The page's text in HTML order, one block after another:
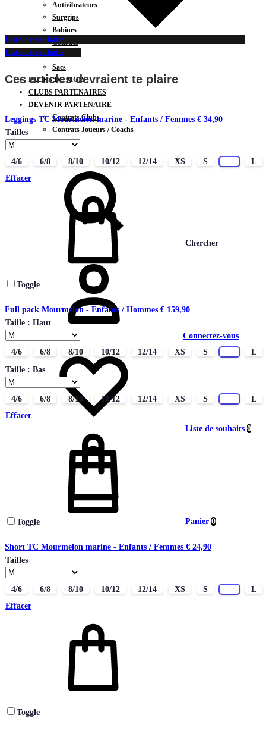
Antivibrateurs
Surgrips
Bobines
Gourdes
Serviettes
Sacs
PACKS DU MOIS
CLUBS PARTENAIRES
DEVENIR PARTENAIRE
Contrats Clubs
Contrats Joueurs / Coachs
CONTACT
Chercher
Connectez-vous
Liste de souhaits 0
Panier 0
Liste de souhaits
Liste de souhaits
Ces articles devraient te plaire
Leggings TC Mourmelon marine - Enfants / Femmes € 34,90
Tailles
4/6 6/8 8/10 10/12 12/14 XS S
L
Effacer
Toggle
Full pack Mourmelon - Enfants / Hommes € 159,90
Taille : Haut
4/6 6/8 8/10 10/12 12/14 XS S
L
Taille : Bas
4/6 6/8 8/10 10/12 12/14 XS S
L
Effacer
Toggle
Short TC Mourmelon marine - Enfants / Femmes € 24,90
Tailles
4/6 6/8 8/10 10/12 12/14 XS S
L
Effacer
Toggle